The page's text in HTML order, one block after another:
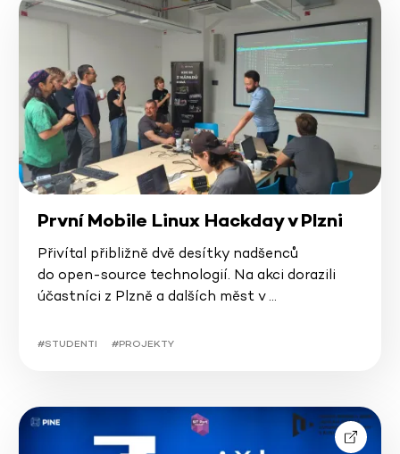
První Mobile Linux Hackday v Plzni
Přivítal přibližně dvě desítky nadšenců
do open-source technologií. Na akci dorazili
účastníci z Plzně a dalších měst v …
#STUDENTI #PROJEKTY